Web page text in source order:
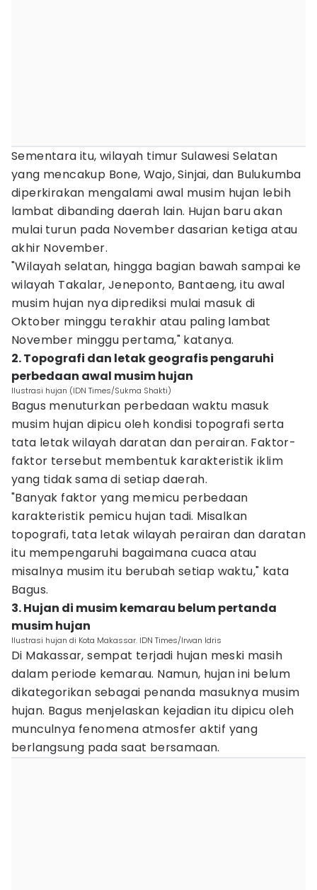
Sementara itu, wilayah timur Sulawesi Selatan
yang mencakup Bone, Wajo, Sinjai, dan Bulukumba
diperkirakan mengalami awal musim hujan lebih
lambat dibanding daerah lain. Hujan baru akan
mulai turun pada November dasarian ketiga atau
akhir November.
"Wilayah selatan, hingga bagian bawah sampai ke
wilayah Takalar, Jeneponto, Bantaeng, itu awal
musim hujan nya diprediksi mulai masuk di
Oktober minggu terakhir atau paling lambat
November minggu pertama," katanya.
2. Topografi dan letak geografis pengaruhi
perbedaan awal musim hujan
Ilustrasi hujan (IDN Times/Sukma Shakti)
Bagus menuturkan perbedaan waktu masuk
musim hujan dipicu oleh kondisi topografi serta
tata letak wilayah daratan dan perairan. Faktor-
faktor tersebut membentuk karakteristik iklim
yang tidak sama di setiap daerah.
"Banyak faktor yang memicu perbedaan
karakteristik pemicu hujan tadi. Misalkan
topografi, tata letak wilayah perairan dan daratan
itu mempengaruhi bagaimana cuaca atau
misalnya musim itu berubah setiap waktu," kata
Bagus.
3. Hujan di musim kemarau belum pertanda
musim hujan
Ilustrasi hujan di Kota Makassar. IDN Times/Irwan Idris
Di Makassar, sempat terjadi hujan meski masih
dalam periode kemarau. Namun, hujan ini belum
dikategorikan sebagai penanda masuknya musim
hujan. Bagus menjelaskan kejadian itu dipicu oleh
munculnya fenomena atmosfer aktif yang
berlangsung pada saat bersamaan.